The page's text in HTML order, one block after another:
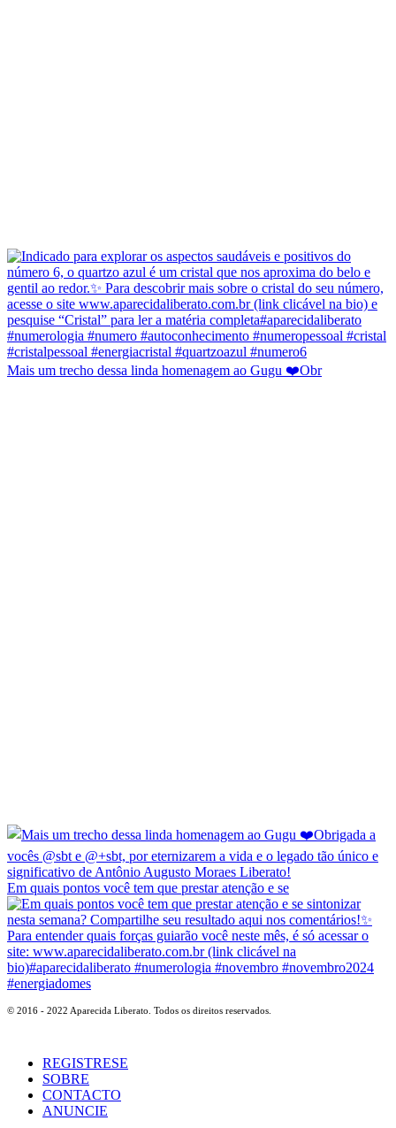
Mais um trecho dessa linda homenagem ao Gugu ❤️Obr
Em quais pontos você tem que prestar atenção e se
© 2016 - 2022 Aparecida Liberato. Todos os direitos reservados.
REGISTRESE
SOBRE
CONTACTO
ANUNCIE